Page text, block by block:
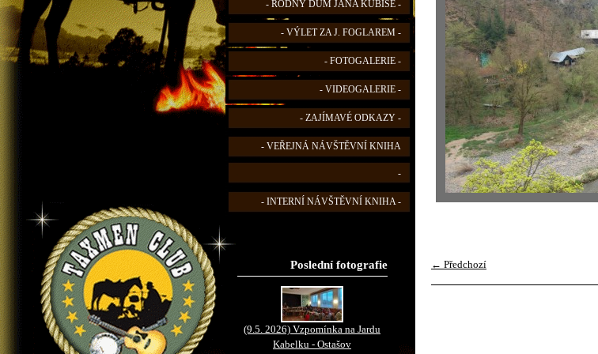
- RODNÝ DŮM JANA KUBIŠE -
- VÝLET ZA J. FOGLAREM -
- FOTOGALERIE -
- VIDEOGALERIE -
- ZAJÍMAVÉ ODKAZY -
- VEŘEJNÁ NÁVŠTĚVNÍ KNIHA
-
- INTERNÍ NÁVŠTĚVNÍ KNIHA -
Poslední fotografie
(9.5. 2026) Vzpomínka na Jardu
Kabelku - Ostašov
← Předchozí